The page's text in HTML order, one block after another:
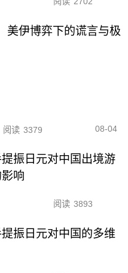
美伊博弈下的谎言与极
阅读 3379 08-04
振日元对中国出境游
响
阅读 3893
振日元对中国的多维